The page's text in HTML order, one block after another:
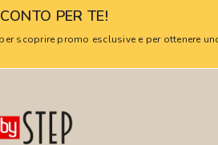
PER TE!
scoprire promo esclusive e per ottenere